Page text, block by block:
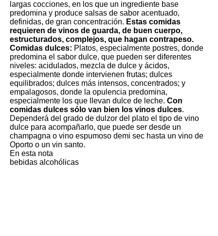
largas cocciones, en los que un ingrediente base
predomina y produce salsas de sabor acentuado,
definidas, de gran concentración. Estas comidas
requieren de vinos de guarda, de buen cuerpo,
estructurados, complejos, que hagan contrapeso.
Comidas dulces: Platos, especialmente postres, donde
predomina el sabor dulce, que pueden ser diferentes
niveles: acidulados, mezcla de dulce y ácidos,
especialmente donde intervienen frutas; dulces
equilibrados; dulces más intensos, concentrados; y
empalagosos, donde la opulencia predomina,
especialmente los que llevan dulce de leche. Con
comidas dulces sólo van bien los vinos dulces.
Dependerá del grado de dulzor del plato el tipo de vino
dulce para acompañarlo, que puede ser desde un
champagna o vino espumoso demi sec hasta un vino de
Oporto o un vin santo.
En esta nota
bebidas alcohólicas